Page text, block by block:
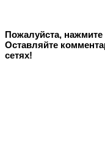
Пожалуйста, нажмите
Оставляйте
сетях!